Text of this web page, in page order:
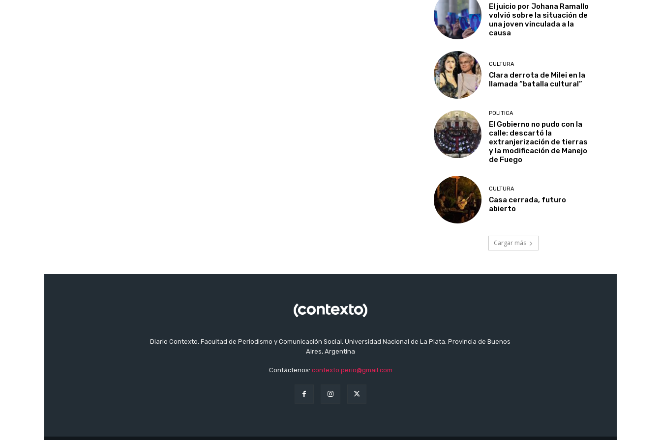
El juicio por Johana Ramallo
volvió sobre la situación de
una joven vinculada a la
causa
CULTURA
Clara derrota de Milei en la
llamada “batalla cultural”
POLITICA
El Gobierno no pudo con la
calle: descartó la
extranjerización de tierras
y la modificación de Manejo
de Fuego
CULTURA
Casa cerrada, futuro
abierto
Cargar más
Diario Contexto, Facultad de Periodismo y Comunicación Social, Universidad Nacional de La Plata, Provincia de Buenos
Aires, Argentina
Contáctenos: contexto.perio@gmail.com